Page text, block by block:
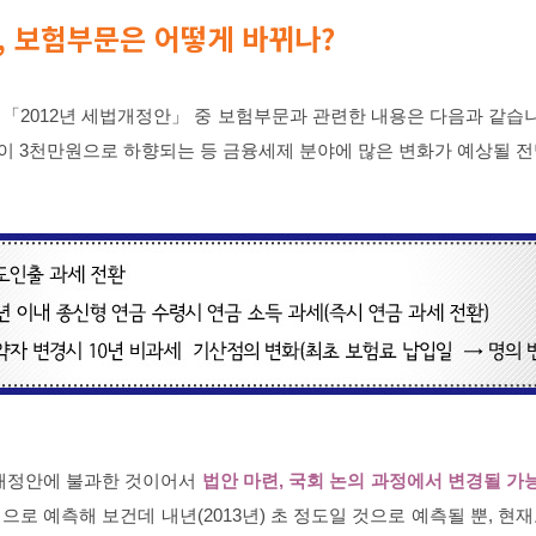
험부문은 어떻게 바뀌나?
2012년 세법개정안」 중 보험부문과 관련한 내용은 다음과 같습
3천만원으로 하향되는 등 금융세제 분야에 많은 변화가 예상될
안에 불과한 것이어서 법안 마련, 국회 논의 과정에서 변경될 가
로 예측해 보건데 내년(2013년) 초 정도일 것으로 예측될 뿐, 현